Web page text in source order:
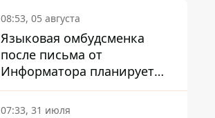
08:53, 05 августа
Языковая омбудсменка
после письма от
Информатора планирует
наказать компанию-
подрядчика ПриватБанка
07:33, 31 июля